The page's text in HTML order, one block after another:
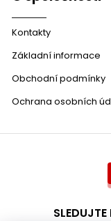
Kontakty
Základní informace
Obchodní podmínky
Ochrana osobních
SLEDUJTE